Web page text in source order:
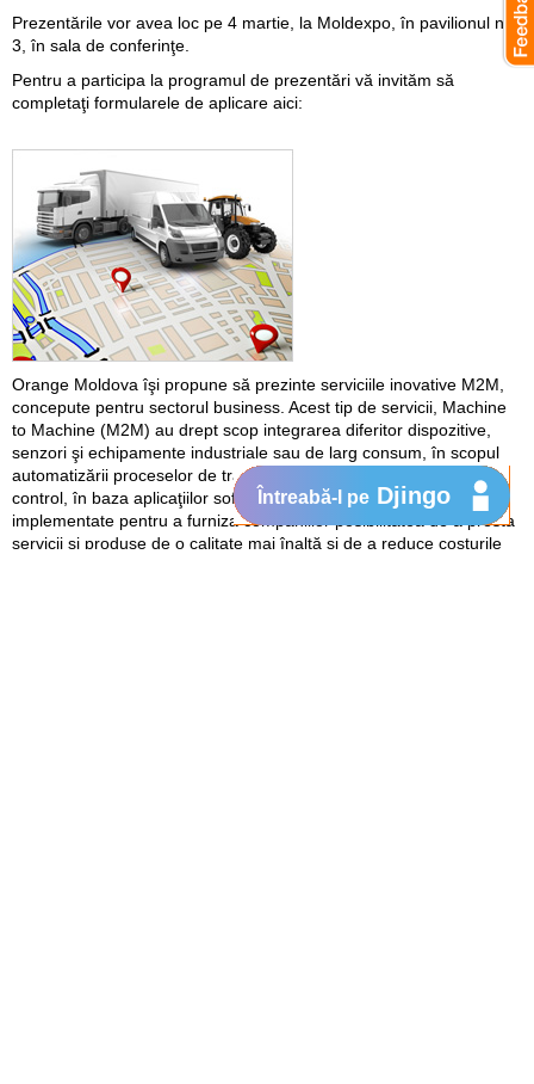
Prezentările vor avea loc pe 4 martie, la Moldexpo, în pavilionul nr.
3, în sala de conferinţe.
Pentru a participa la programul de prezentări vă invităm să
completaţi formularele de aplicare aici:
Orange Moldova îşi propune să prezinte serviciile inovative M2M,
concepute pentru sectorul business. Acest tip de servicii, Machine
to Machine (M2M) au drept scop integrarea diferitor dispozitive,
senzori şi echipamente industriale sau de larg consum, în scopul
automatizării proceselor de transfer de date, de monitorizare şi de
control, în baza aplicaţiilor soft. Cu alte cuvinte, soluţiile M2M sunt
implementate pentru a furniza companiilor posibilitatea de a presta
servicii si produse de o calitate mai înaltă şi de a reduce costurile
Întreabă-l pe Djingo